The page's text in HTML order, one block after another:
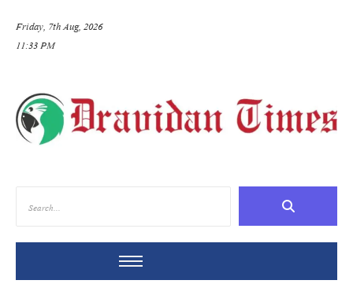
Friday, 7th Aug, 2026
11:33 PM